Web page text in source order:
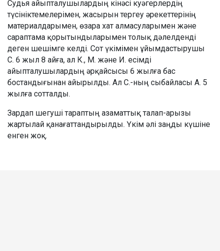
Судья айыпталушылардың кінәсі куәгерлердің
түсініктемелерімен, жасырын тергеу әрекеттерінің
материалдарымен, өзара хат алмасуларымен және
сараптама қорытындыларымен толық дәлелденді
деген шешімге келді. Сот үкімімен ұйымдастырушы
С. 6 жыл 8 айға, ал К., М. және И. есімді
айыпталушылардың әрқайсысы 6 жылға бас
бостандығынан айырылды. Ал С.-ның сыбайласы А. 5
жылға сотталды.
Зардап шегуші тараптың азаматтық талап-арызы
жартылай қанағаттандырылды. Үкім әлі заңды күшіне
енген жоқ.